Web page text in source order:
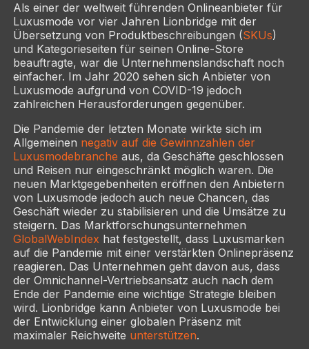
Als einer der weltweit führenden Onlineanbieter für
Luxusmode vor vier Jahren Lionbridge mit der
Übersetzung von Produktbeschreibungen (SKUs)
und Kategorieseiten für seinen Online-Store
beauftragte, war die Unternehmenslandschaft noch
einfacher. Im Jahr 2020 sehen sich Anbieter von
Luxusmode aufgrund von COVID-19 jedoch
zahlreichen Herausforderungen gegenüber.
Die Pandemie der letzten Monate wirkte sich im
Allgemeinen negativ auf die Gewinnzahlen der
Luxusmodebranche aus, da Geschäfte geschlossen
und Reisen nur eingeschränkt möglich waren. Die
neuen Marktgegebenheiten eröffnen den Anbietern
von Luxusmode jedoch auch neue Chancen, das
Geschäft wieder zu stabilisieren und die Umsätze zu
steigern. Das Marktforschungsunternehmen
GlobalWebIndex hat festgestellt, dass Luxusmarken
auf die Pandemie mit einer verstärkten Onlinepräsenz
reagieren. Das Unternehmen geht davon aus, dass
der Omnichannel-Vertriebsansatz auch nach dem
Ende der Pandemie eine wichtige Strategie bleiben
wird. Lionbridge kann Anbieter von Luxusmode bei
der Entwicklung einer globalen Präsenz mit
maximaler Reichweite unterstützen.